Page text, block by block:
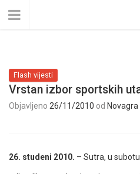
Flash vijesti
Vrstan izbor sportskih
Objavljeno 26/11/2010 od Novagra
26. studeni 2010. – Sutra, u